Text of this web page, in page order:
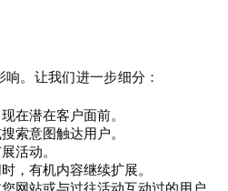
。让我们进一步细分：
在潜在客户面前。
索意图触达用户。
活动。
，有机内容继续扩展。